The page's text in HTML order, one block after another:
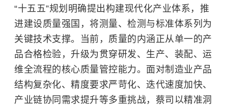
“十五五”规划明确提出构建现代化产业体系，推
进建设质量强国，将测量、检测与标准体系列为
关键技术支撑。当前，质量的内涵正从单一的产
品合格检验，升级为贯穿研发、生产、装配、运
维全流程的核心质量管控能力。面对制造业产品
结构复杂化、精度要求严苛化、迭代速度加快、
产业链协同需求提升等多重挑战，蔡司以精准洞